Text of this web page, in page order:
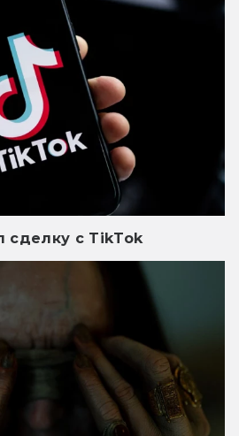
сделку с TikTok